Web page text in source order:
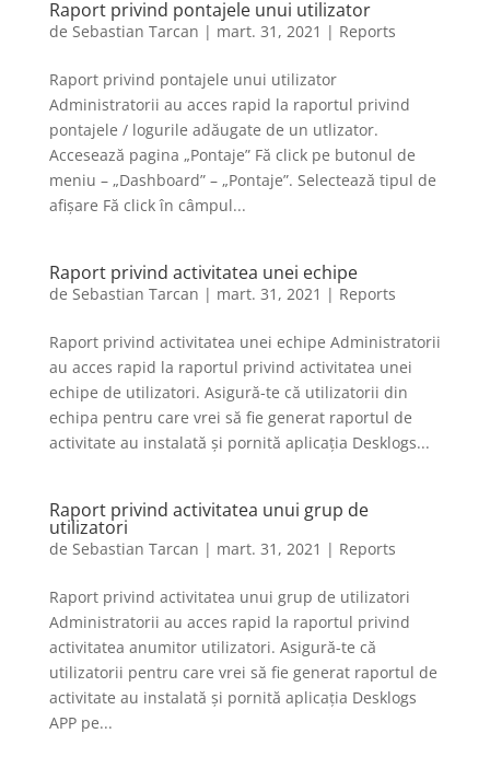
Raport privind pontajele unui utilizator
de Sebastian Tarcan | mart. 31, 2021 | Reports
Raport privind pontajele unui utilizator
Administratorii au acces rapid la raportul privind
pontajele / logurile adăugate de un utlizator.
Accesează pagina „Pontaje” Fă click pe butonul de
meniu – „Dashboard” – „Pontaje”. Selectează tipul de
afișare Fă click în câmpul...
Raport privind activitatea unei echipe
de Sebastian Tarcan | mart. 31, 2021 | Reports
Raport privind activitatea unei echipe Administratorii
au acces rapid la raportul privind activitatea unei
echipe de utilizatori. Asigură-te că utilizatorii din
echipa pentru care vrei să fie generat raportul de
activitate au instalată și pornită aplicația Desklogs...
Raport privind activitatea unui grup de
utilizatori
de Sebastian Tarcan | mart. 31, 2021 | Reports
Raport privind activitatea unui grup de utilizatori
Administratorii au acces rapid la raportul privind
activitatea anumitor utilizatori. Asigură-te că
utilizatorii pentru care vrei să fie generat raportul de
activitate au instalată și pornită aplicația Desklogs
APP pe...